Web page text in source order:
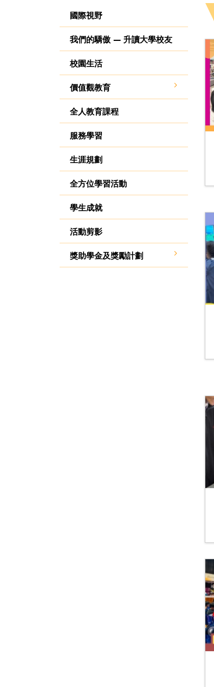
國際視野
我們的驕傲 — 升讀大學校友
校園生活
價值觀教育
全人教育課程
服務學習
生涯規劃
全方位學習活動
學生成就
活動剪影
獎助學金及獎勵計劃